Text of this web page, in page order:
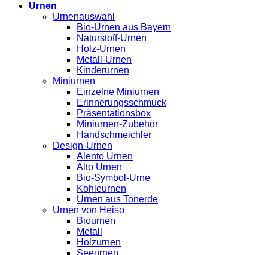
Urnen
Urnenauswahl
Bio-Urnen aus Bayern
Naturstoff-Urnen
Holz-Urnen
Metall-Urnen
Kinderurnen
Miniurnen
Einzelne Miniurnen
Erinnerungsschmuck
Präsentationsbox
Miniurnen-Zubehör
Handschmeichler
Design-Urnen
Alento Urnen
Alto Urnen
Bio-Symbol-Urne
Kohleurnen
Urnen aus Tonerde
Urnen von Heiso
Biournen
Metall
Holzurnen
Seeurnen